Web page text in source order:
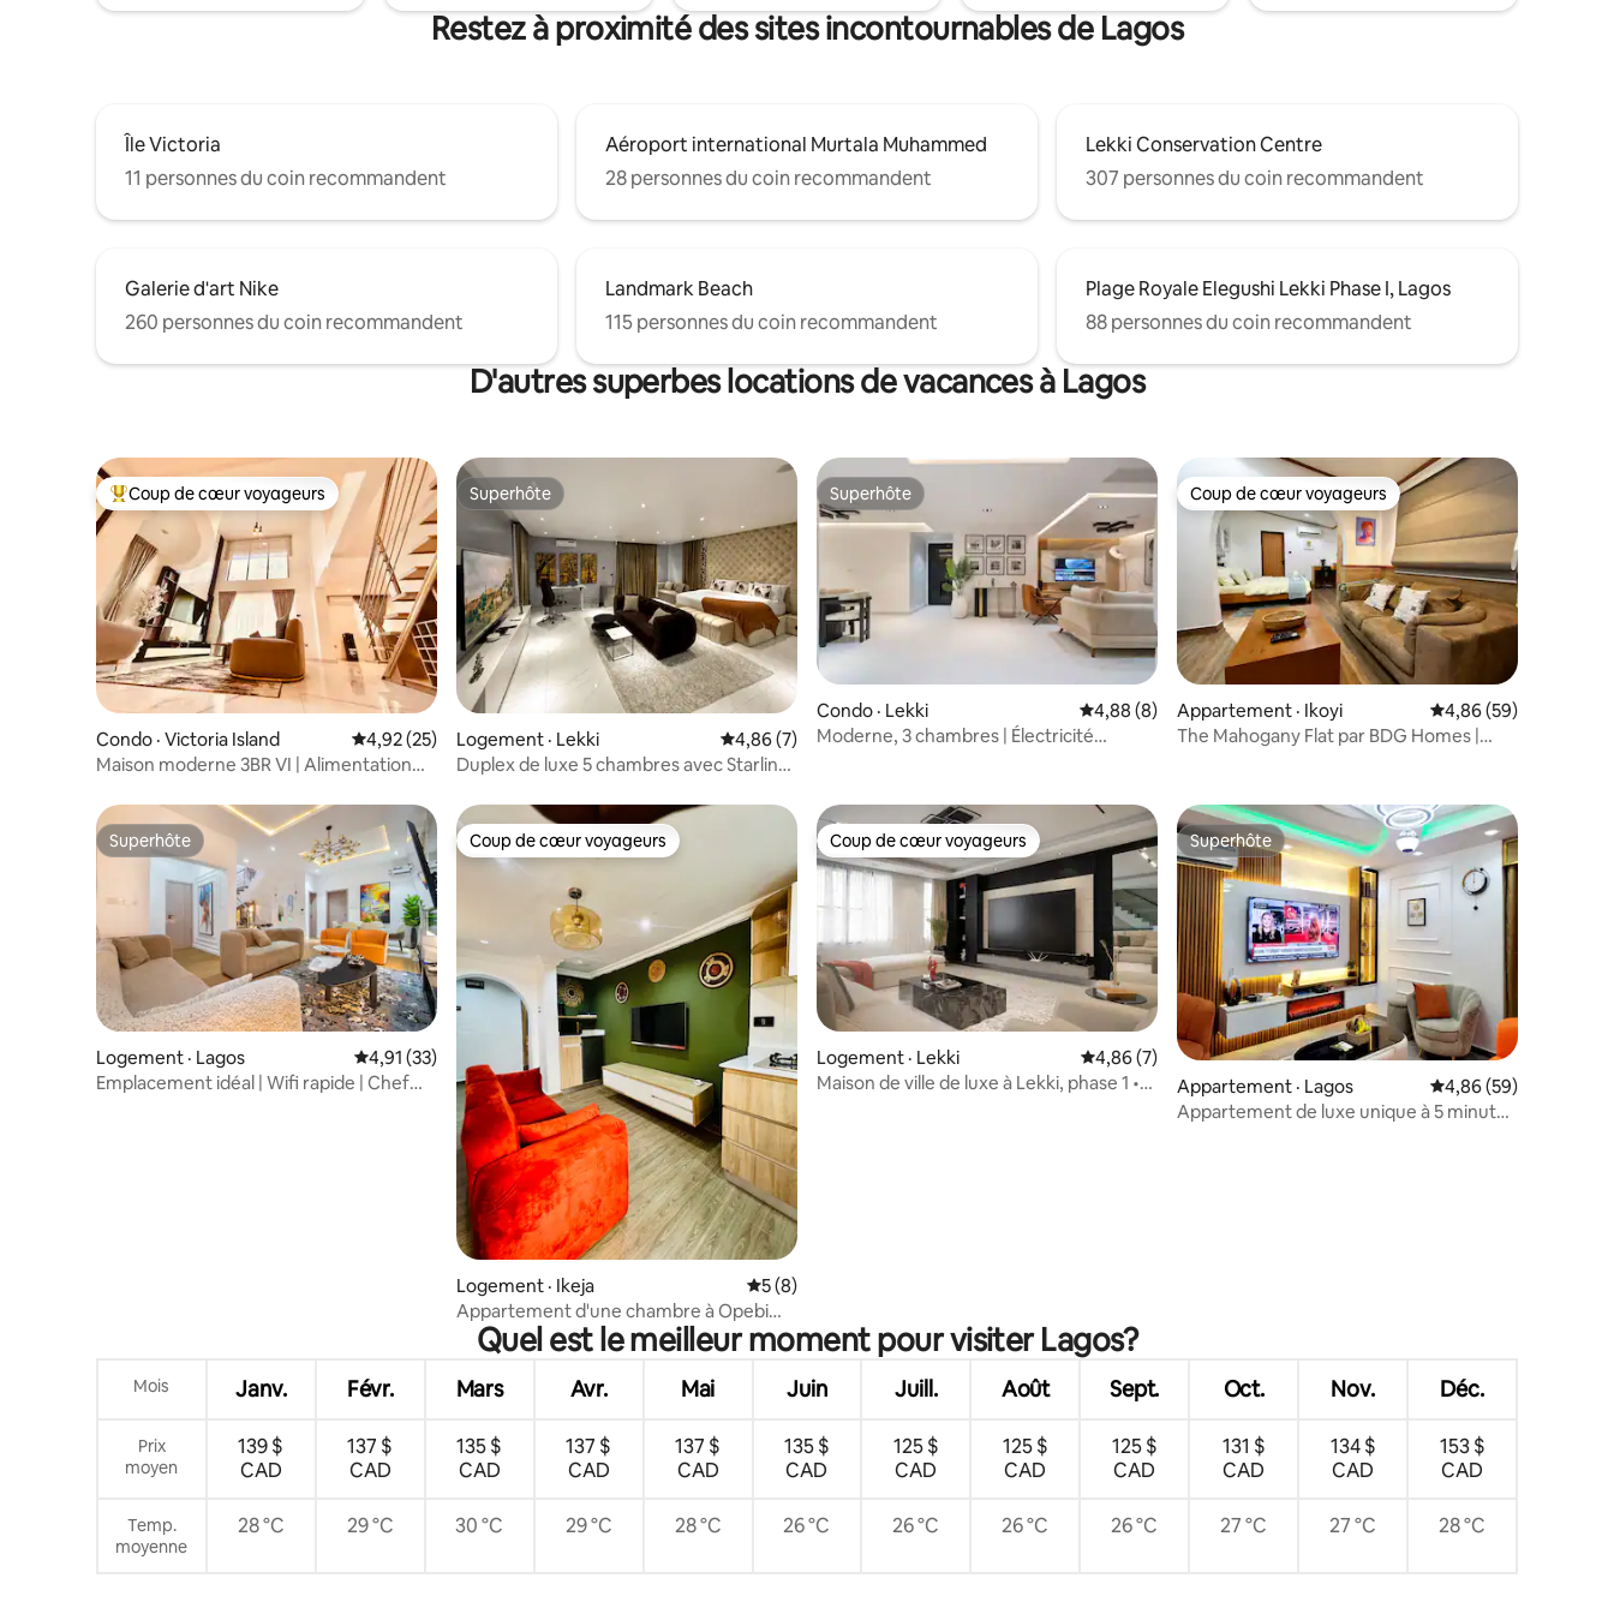
7 jours sur 7, d'un ascenseur, etc., le tout Restez à proximité des sites incontournables de Lagos
Île Victoria
11 personnes du coin recommandent
Aéroport international Murtala Muhammed
28 personnes du coin recommandent
Lekki Conservation Centre
307 personnes du coin recommandent
Galerie d'art Nike
260 personnes du coin recommandent
Landmark Beach
115 personnes du coin recommandent
Plage Royale Elegushi Lekki Phase I, Lagos
88 personnes du coin recommandent
D'autres superbes locations de vacances à Lagos
Coup de cœur voyageurs parmi les plus aimés
Coup de cœur voyageurs
Condo · Victoria Island Note moyenne de 4,92 sur 5, 25 commentaires
4,92 (25)
Maison moderne 3BR VI | Alimentation
Superhôte
Superhôte
Logement · Lekki Note moyenne de 4,86 sur 5, 7 commentaires
4,86 (7)
Duplex de luxe 5 chambres avec Starlink,
Superhôte
Superhôte
Condo · Lekki Note moyenne de 4,88 sur 5, 8 commentaires
4,88 (8)
Moderne, 3 chambres | Électricité
Coup de cœur voyageurs
Coup de cœur voyageurs
Appartement · Ikoyi Note moyenne de
4,86 (59)
The Mahogany Flat par BDG Homes |
Superhôte
Superhôte
Logement · Lagos Note moyenne de 4,91 sur 5, 33 commentaires
4,91 (33)
Emplacement idéal | Wifi rapide | Chef
Coup de cœur voyageurs
Coup de cœur voyageurs
Logement · Ikeja Note moyenne de 5 sur 5, 8 commentaires
5 (8)
Appartement d'une chambre à Opebi
avec coin repas confortable
Coup de cœur voyageurs
Coup de cœur voyageurs
Logement · Lekki Note moyenne de 4,86 sur 5, 7 commentaires
4,86 (7)
Maison de ville de luxe à Lekki, phase 1 •
Superhôte
Superhôte
Appartement · Lagos Note moyenne de
4,86 (59)
Appartement de luxe unique à 5 minutes
Quel est le meilleur moment pour visiter Lagos?
Mois Janv. Févr. Mars Avr. Mai Juin Juill. Août Sept. Oct. Nov. Déc.
Prix
moyen
139 $
CAD
137 $
CAD
135 $
CAD
137 $
CAD
137 $
CAD
135 $
CAD
125 $
CAD
125 $
CAD
125 $
CAD
131 $
CAD
134 $
CAD
153 $
CAD
Temp.
moyenne
28 °C 29 °C 30 °C 29 °C 28 °C 26 °C 26 °C 26 °C 26 °C 27 °C 27 °C 28 °C